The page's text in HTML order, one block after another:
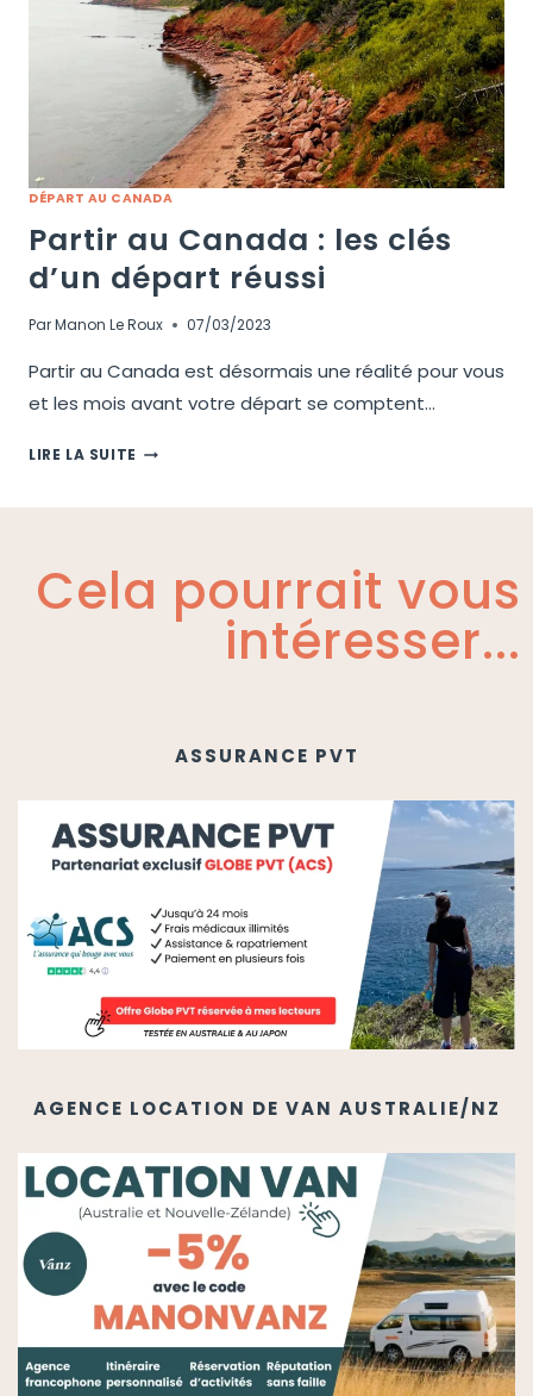
DÉPART AU CANADA
Partir au Canada : les clés
d’un départ réussi
ParManon Le Roux 07/03/2023
Partir au Canada est désormais une réalité pour vous
et les mois avant votre départ se comptent…
LIRE LA SUITE
Cela pourrait vous
intéresser...
ASSURANCE PVT
AGENCE LOCATION DE VAN AUSTRALIE/NZ